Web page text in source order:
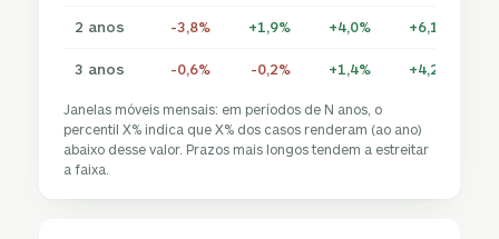
2 anos -3,8% +1,9% +4,0% +6,1%
3 anos -0,6% -0,2% +1,4% +4,2%
Janelas móveis mensais: em períodos de N anos, o
percentil X% indica que X% dos casos renderam (ao ano)
abaixo desse valor. Prazos mais longos tendem a estreitar
a faixa.